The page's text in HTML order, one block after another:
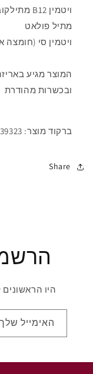
ויטמין B12 מתילקובלמין
מתיל פולאט
ויטמין סי (חומצה
ובכשרות מהודרת
ברקוד מוצר: 7290011439323
Share
היו
האימייל שלך